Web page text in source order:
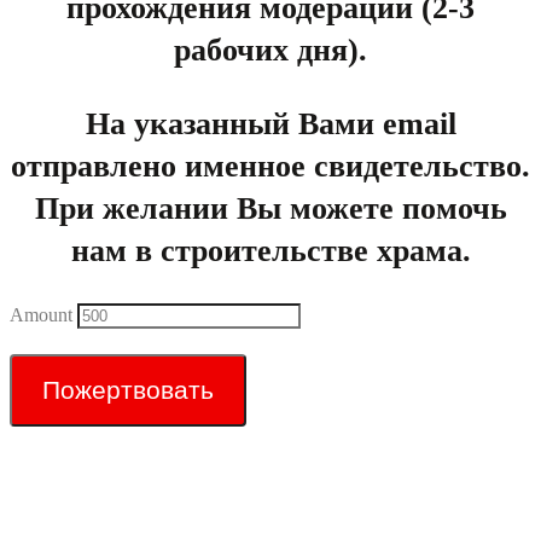
прохождения модерации (2-3
рабочих дня).
На указанный Вами email
отправлено именное свидетельство.
При желании Вы можете помочь
нам в строительстве храма.
Amount
Пожертвовать